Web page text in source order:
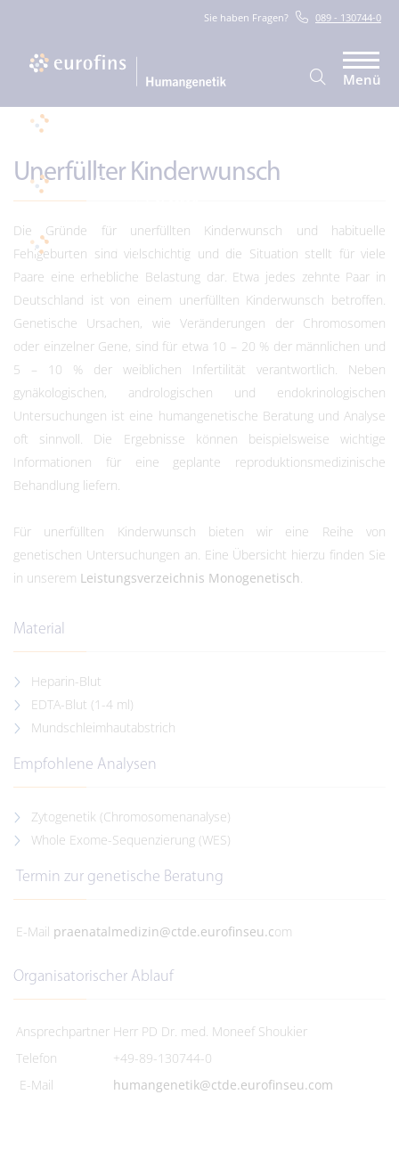
Sie haben Fragen? 089 - 130744-0
Menü
Unerfüllter Kinderwunsch
Die Gründe für unerfüllten Kinderwunsch und habituelle
Fehlgeburten sind vielschichtig und die Situation stellt für viele
Paare eine erhebliche Belastung dar. Etwa jedes zehnte Paar in
Deutschland ist von einem unerfüllten Kinderwunsch betroffen.
Genetische Ursachen, wie Veränderungen der Chromosomen
oder einzelner Gene, sind für etwa 10 – 20 % der männlichen und
5 – 10 % der weiblichen Infertilität verantwortlich. Neben
gynäkologischen, andrologischen und endokrinologischen
Untersuchungen ist eine humangenetische Beratung und Analyse
oft sinnvoll. Die Ergebnisse können beispielsweise wichtige
Informationen für eine geplante reproduktionsmedizinische
Behandlung liefern.
Für unerfüllten Kinderwunsch bieten wir eine Reihe von
genetischen Untersuchungen an. Eine Übersicht hierzu finden Sie
in unserem Leistungsverzeichnis Monogenetisch.
Material
Heparin-Blut
EDTA-Blut (1-4 ml)
Mundschleimhautabstrich
Empfohlene Analysen
Zytogenetik (Chromosomenanalyse)
Whole Exome-Sequenzierung (WES)
Termin zur genetische Beratung
E-Mail praenatalmedizin@ctde.eurofinseu.com
Organisatorischer Ablauf
Ansprechpartner Herr PD Dr. med. Moneef Shoukier
Telefon
+49-89-130744-0
E-Mail
humangenetik@ctde.eurofinseu.com